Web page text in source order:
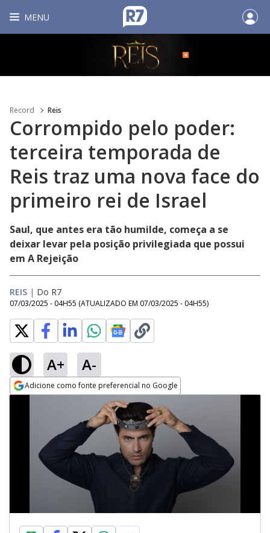
MENU
Record Reis
Corrompido pelo poder:
terceira temporada de
Reis traz uma nova face do
primeiro rei de Israel
Saul, que antes era tão humilde, começa a se
deixar levar pela posição privilegiada que possui
em A Rejeição
REIS | Do R7
07/03/2025 - 04H55 (ATUALIZADO EM 07/03/2025 - 04H55)
A+ A-
Adicione como fonte preferencial no Google
Opens in new window